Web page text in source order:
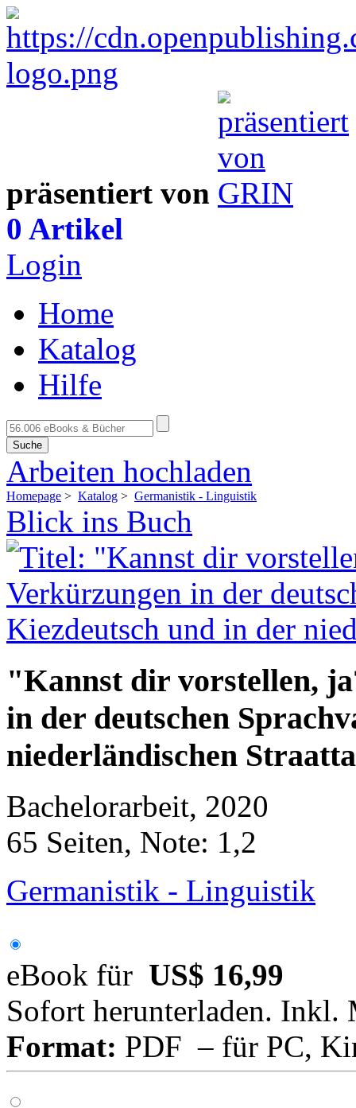
präsentiert von
0 Artikel
Login
Home
Katalog
Hilfe
Suche
Arbeiten hochladen
Homepage > Katalog > Germanistik - Linguistik
Blick ins Buch
"Kannst dir vorstellen,
in der deutschen
niederländischen
Bachelorarbeit, 2020
65 Seiten, Note: 1,2
Germanistik - Linguistik
eBook für US$ 16,99
Sofort herunterladen. Inkl.
Format: PDF – für PC,